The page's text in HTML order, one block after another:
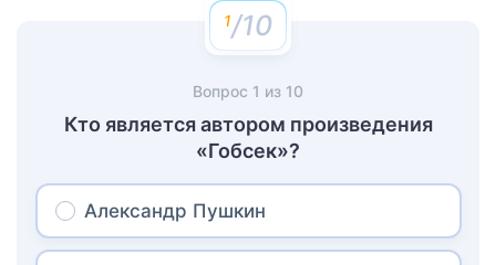
/10
Вопрос 1 из 10
Кто является автором произведения
«Гобсек»?
Александр Пушкин